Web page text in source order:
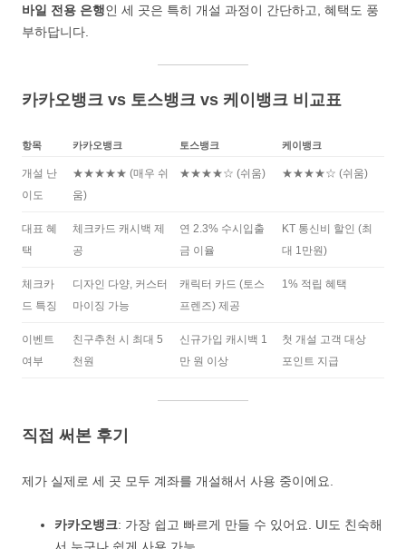
바일 전용 은행인 세 곳은 특히 개설 과정이 간단하고, 혜택도 풍
부하답니다.
카카오뱅크 vs 토스뱅크 vs 케이뱅크 비교표
항목 카카오뱅크 토스뱅크 케이뱅크
개설 난
이도
★★★★★ (매우 쉬
움)
★★★★☆ (쉬움) ★★★★☆ (쉬움)
대표 혜
택
체크카드 캐시백 제
공
연 2.3% 수시입출
금 이율
KT 통신비 할인 (최
대 1만원)
체크카
드 특징
디자인 다양, 커스터
마이징 가능
캐릭터 카드 (토스
프렌즈) 제공
1% 적립 혜택
이벤트
여부
친구추천 시 최대 5
천원
신규가입 캐시백 1
만 원 이상
첫 개설 고객 대상
포인트 지급
직접 써본 후기
제가 실제로 세 곳 모두 계좌를 개설해서 사용 중이에요.
카카오뱅크: 가장 쉽고 빠르게 만들 수 있어요. UI도 친숙해